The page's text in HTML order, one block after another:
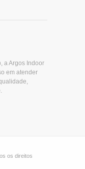
a Argos Indoor
em atender
os direitos